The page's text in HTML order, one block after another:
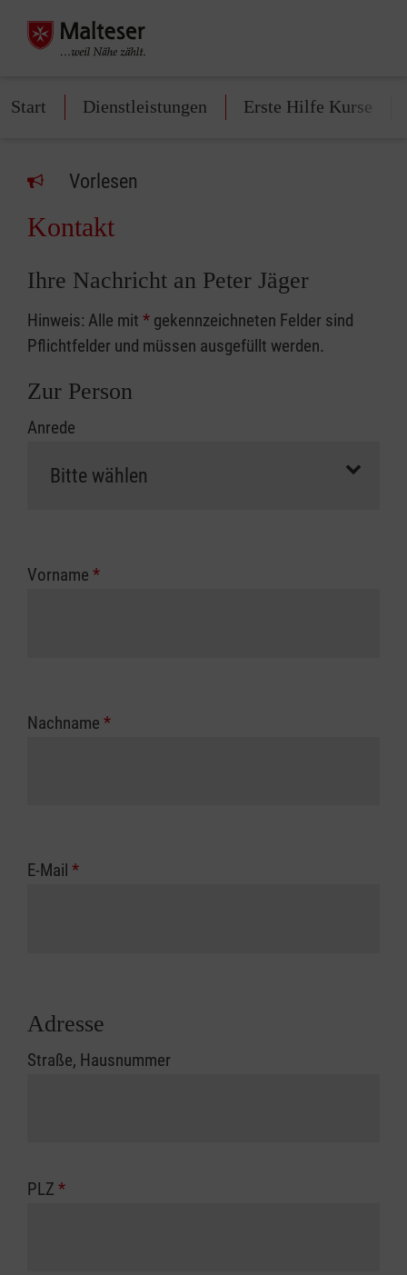
Start Dienstleistungen Erste Hilfe Kurse
Vorlesen
Kontakt
Ihre Nachricht an Peter Jäger
Hinweis: Alle mit * gekennzeichneten Felder sind
Pflichtfelder und müssen ausgefüllt werden.
Zur Person
Anrede
Vorname *
Nachname *
E-Mail *
Adresse
Straße, Hausnummer
PLZ *